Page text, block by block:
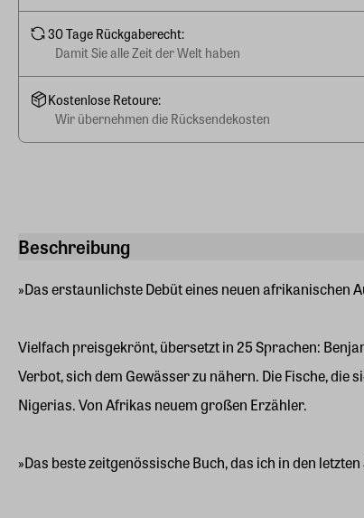
Beschreibung
»Das erstaunlichste Debüt eines neuen afrikanischen
Vielfach preisgekrönt, übersetzt in 25 Sprachen:
Verbot, sich dem Gewässer zu nähern. Die Fische,
Nigerias. Von Afrikas neuem großen Erzähler.
»Das beste zeitgenössische Buch, das ich in den
30 Tage Rückgaberecht:
Damit Sie alle Zeit der Welt haben
Kostenlose Retoure:
Wir übernehmen die Rücksendekosten